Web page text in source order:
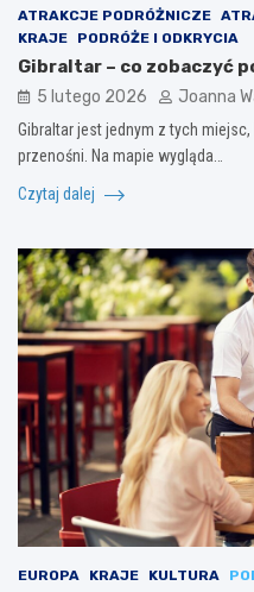
ATRAKCJE PODRÓŻNICZE
KRAJE
PODRÓŻE I ODKRYCIA
Gibraltar – co zobaczyć
5 lutego 2026 Joanna
Gibraltar jest jednym z tych
przenośni. Na mapie wygląda…
Czytaj dalej
EUROPA KRAJE KULTURA